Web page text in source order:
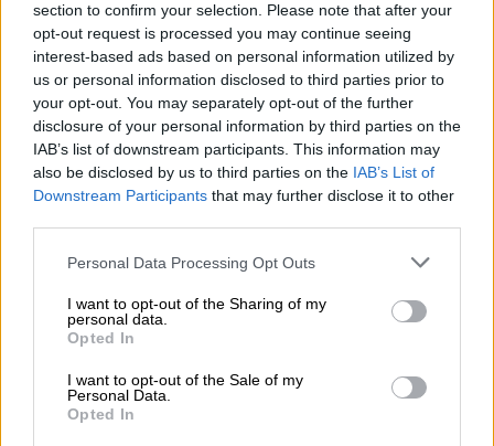
section to confirm your selection. Please note that after your
opt-out request is processed you may continue seeing
interest-based ads based on personal information utilized by
us or personal information disclosed to third parties prior to
your opt-out. You may separately opt-out of the further
disclosure of your personal information by third parties on the
IAB’s list of downstream participants. This information may
also be disclosed by us to third parties on the IAB’s List of
Downstream Participants that may further disclose it to other
Please note that this website/app uses one or more Google
not limited to your visit or usage behaviour. You may click to
grant or deny consent to Google and its third-party tags to
use your data for below specified purposes in below Google
consent section.
Personal Data Processing Opt Outs
I want to opt-out of the Sharing of my
personal data.
Opted In
I want to opt-out of the Sale of my
Personal Data.
Opted In
| 05.08.2026 18:51
Κατέρρευσε τμήμα της οροφής των